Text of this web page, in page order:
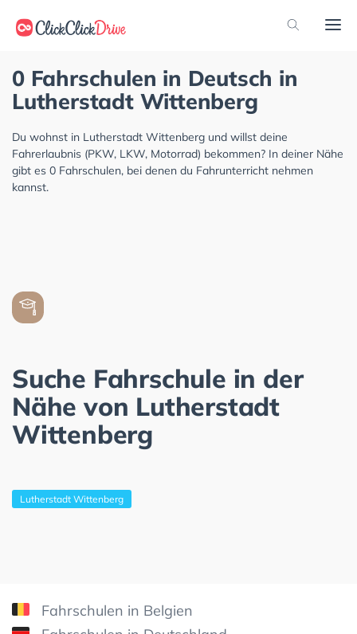
0 Fahrschulen in Deutsch in
Lutherstadt Wittenberg
Du wohnst in Lutherstadt Wittenberg und willst deine
Fahrerlaubnis (PKW, LKW, Motorrad) bekommen? In deiner Nähe
gibt es 0 Fahrschulen, bei denen du Fahrunterricht nehmen
kannst.
Suche Fahrschule in der
Nähe von Lutherstadt
Wittenberg
Lutherstadt Wittenberg
Fahrschulen in Belgien